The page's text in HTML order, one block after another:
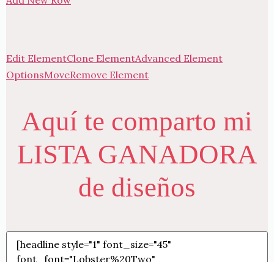
Edit ElementClone ElementAdvanced Element
OptionsMoveRemove Element
Aquí te comparto mi
LISTA GANADORA
de diseños